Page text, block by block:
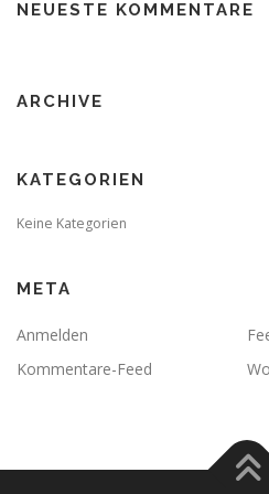
NEUESTE KOMMENTARE
ARCHIVE
KATEGORIEN
Keine Kategorien
META
Anmelden
Kommentare-Feed